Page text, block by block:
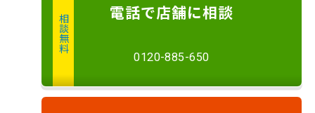
相談無料
電話で店舗に相談
0120-885-650